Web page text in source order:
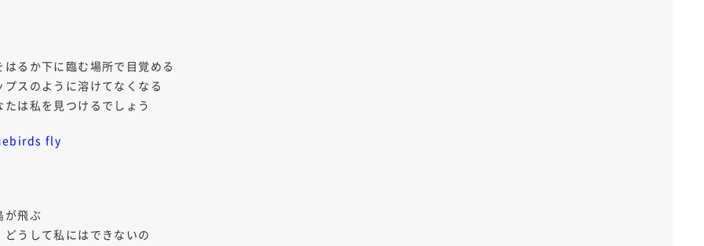
か下に臨む場所で目覚める
のように溶けてなくなる
私を見つけるでしょう
fly
飛ぶ
して私にはできないの